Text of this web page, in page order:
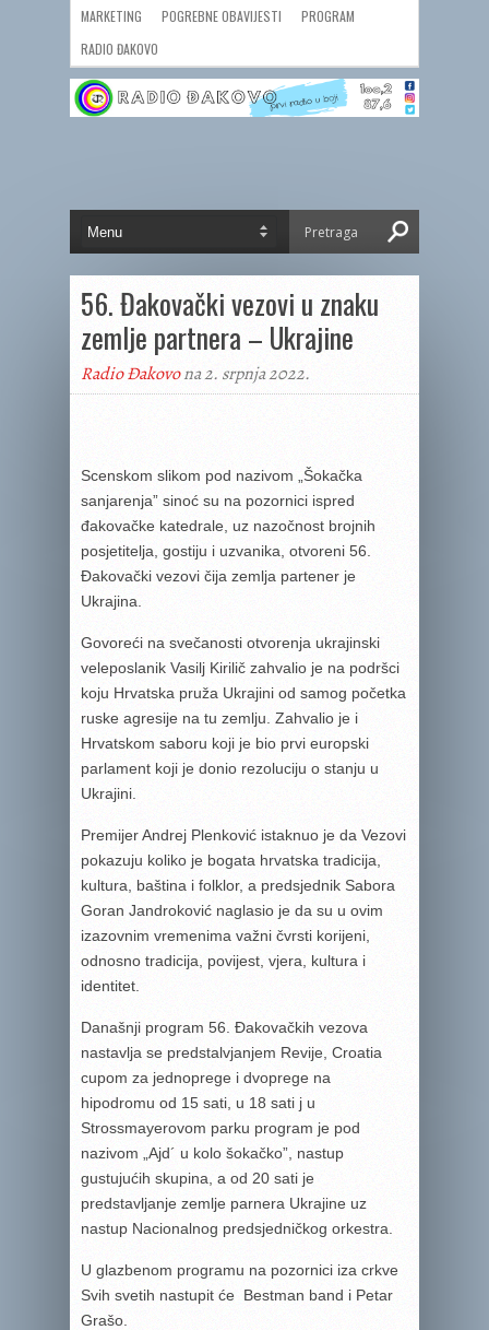
MARKETING POGREBNE OBAVIJESTI
PROGRAM
RADIO ĐAKOVO
56. Đakovački vezovi u znaku
zemlje partnera – Ukrajine
Radio Đakovona 2. srpnja 2022.
Scenskom slikom pod nazivom „Šokačka
sanjarenja” sinoć su na pozornici ispred
đakovačke katedrale, uz nazočnost brojnih
posjetitelja, gostiju i uzvanika, otvoreni 56.
Đakovački vezovi čija zemlja partener je
Ukrajina.
Govoreći na svečanosti otvorenja ukrajinski
veleposlanik Vasilj Kirilič zahvalio je na podršci
koju Hrvatska pruža Ukrajini od samog početka
ruske agresije na tu zemlju. Zahvalio je i
Hrvatskom saboru koji je bio prvi europski
parlament koji je donio rezoluciju o stanju u
Ukrajini.
Premijer Andrej Plenković istaknuo je da Vezovi
pokazuju koliko je bogata hrvatska tradicija,
kultura, baština i folklor, a predsjednik Sabora
Goran Jandroković naglasio je da su u ovim
izazovnim vremenima važni čvrsti korijeni,
odnosno tradicija, povijest, vjera, kultura i
identitet.
Današnji program 56. Đakovačkih vezova
nastavlja se predstalvjanjem Revije, Croatia
cupom za jednoprege i dvoprege na
hipodromu od 15 sati, u 18 sati j u
Strossmayerovom parku program je pod
nazivom „Ajd´ u kolo šokačko”, nastup
gustujućih skupina, a od 20 sati je
predstavljanje zemlje parnera Ukrajine uz
nastup Nacionalnog predsjedničkog orkestra.
U glazbenom programu na pozornici iza crkve
Svih svetih nastupit će Bestman band i Petar
Grašo.